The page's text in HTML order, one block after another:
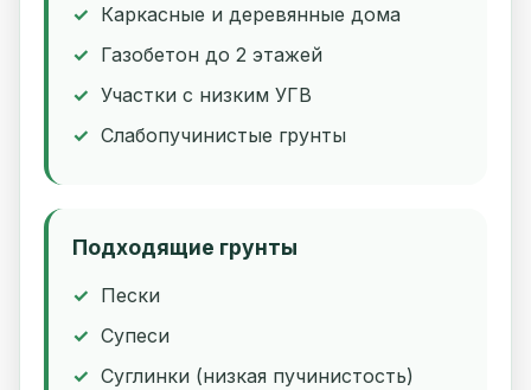
Каркасные и деревянные дома
Газобетон до 2 этажей
Участки с низким УГВ
Слабопучинистые грунты
Подходящие грунты
Пески
Супеси
Суглинки (низкая пучинистость)